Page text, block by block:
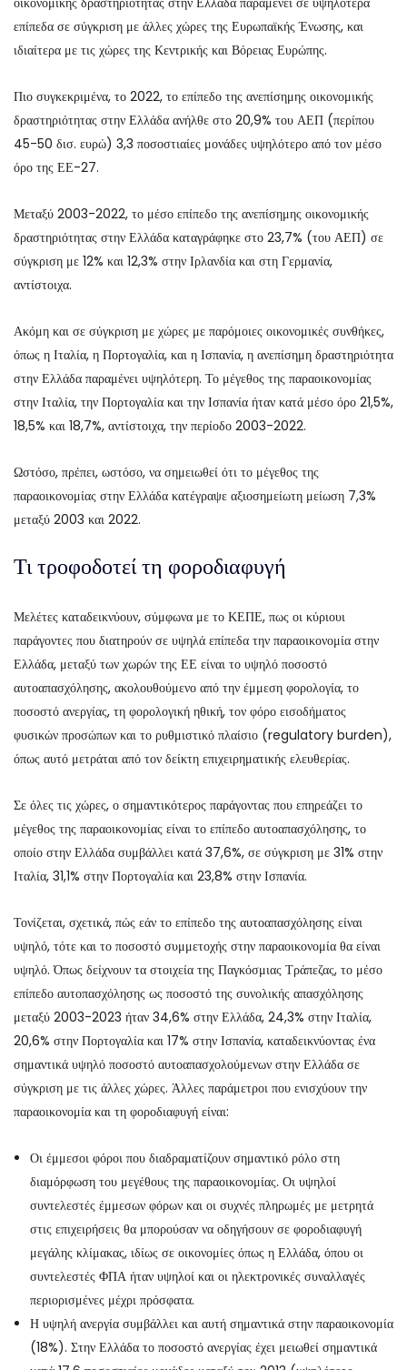
επίπεδα σε σύγκριση με άλλες χώρες της Ευρωπαϊκής Ένωσης, και
ιδιαίτερα με τις χώρες της Κεντρικής και Βόρειας Ευρώπης.
Πιο συγκεκριμένα, το 2022, το επίπεδο της ανεπίσημης οικονομικής
δραστηριότητας στην Ελλάδα ανήλθε στο 20,9% του ΑΕΠ (περίπου
45-50 δισ. ευρώ) 3,3 ποσοστιαίες μονάδες υψηλότερο από τον μέσο
όρο της ΕΕ-27.
Μεταξύ 2003-2022, το μέσο επίπεδο της ανεπίσημης οικονομικής
δραστηριότητας στην Ελλάδα καταγράφηκε στο 23,7% (του ΑΕΠ) σε
σύγκριση με 12% και 12,3% στην Ιρλανδία και στη Γερμανία,
αντίστοιχα.
Ακόμη και σε σύγκριση με χώρες με παρόμοιες οικονομικές συνθήκες,
όπως η Ιταλία, η Πορτογαλία, και η Ισπανία, η ανεπίσημη δραστηριότητα
στην Ελλάδα παραμένει υψηλότερη. Το μέγεθος της παραοικονομίας
στην Ιταλία, την Πορτογαλία και την Ισπανία ήταν κατά μέσο όρο 21,5%,
18,5% και 18,7%, αντίστοιχα, την περίοδο 2003-2022.
Ωστόσο, πρέπει, ωστόσο, να σημειωθεί ότι το μέγεθος της
παραοικονομίας στην Ελλάδα κατέγραψε αξιοσημείωτη μείωση 7,3%
μεταξύ 2003 και 2022.
Τι τροφοδοτεί τη φοροδιαφυγή
Μελέτες καταδεικνύουν, σύμφωνα με το ΚΕΠΕ, πως οι κύριουι
παράγοντες που διατηρούν σε υψηλά επίπεδα την παραοικονομία στην
Ελλάδα, μεταξύ των χωρών της ΕΕ είναι το υψηλό ποσοστό
αυτοαπασχόλησης, ακολουθούμενο από την έμμεση φορολογία, το
ποσοστό ανεργίας, τη φορολογική ηθική, τον φόρο εισοδήματος
φυσικών προσώπων και το ρυθμιστικό πλαίσιο (regulatory burden),
όπως αυτό μετράται από τον δείκτη επιχειρηματικής ελευθερίας.
Σε όλες τις χώρες, ο σημαντικότερος παράγοντας που επηρεάζει το
μέγεθος της παραοικονομίας είναι το επίπεδο αυτοαπασχόλησης, το
οποίο στην Ελλάδα συμβάλλει κατά 37,6%, σε σύγκριση με 31% στην
Ιταλία, 31,1% στην Πορτογαλία και 23,8% στην Ισπανία.
Τονίζεται, σχετικά, πώς εάν το επίπεδο της αυτοαπασχόλησης είναι
υψηλό, τότε και το ποσοστό συμμετοχής στην παραοικονομία θα είναι
υψηλό. Όπως δείχνουν τα στοιχεία της Παγκόσμιας Τράπεζας, το μέσο
επίπεδο αυτοπασχόλησης ως ποσοστό της συνολικής απασχόλησης
μεταξύ 2003-2023 ήταν 34,6% στην Ελλάδα, 24,3% στην Ιταλία,
20,6% στην Πορτογαλία και 17% στην Ισπανία, καταδεικνύοντας ένα
σημαντικά υψηλό ποσοστό αυτοαπασχολούμενων στην Ελλάδα σε
σύγκριση με τις άλλες χώρες. Άλλες παράμετροι που ενισχύουν την
παραοικονομία και τη φοροδιαφυγή είναι:
Οι έμμεσοι φόροι που διαδραματίζουν σημαντικό ρόλο στη
διαμόρφωση του μεγέθους της παραοικονομίας. Οι υψηλοί
συντελεστές έμμεσων φόρων και οι συχνές πληρωμές με μετρητά
στις επιχειρήσεις θα μπορούσαν να οδηγήσουν σε φοροδιαφυγή
μεγάλης κλίμακας, ιδίως σε οικονομίες όπως η Ελλάδα, όπου οι
συντελεστές ΦΠΑ ήταν υψηλοί και οι ηλεκτρονικές συναλλαγές
περιορισμένες μέχρι πρόσφατα.
Η υψηλή ανεργία συμβάλλει και αυτή σημαντικά στην παραοικονομία
(18%). Στην Ελλάδα το ποσοστό ανεργίας έχει μειωθεί σημαντικά